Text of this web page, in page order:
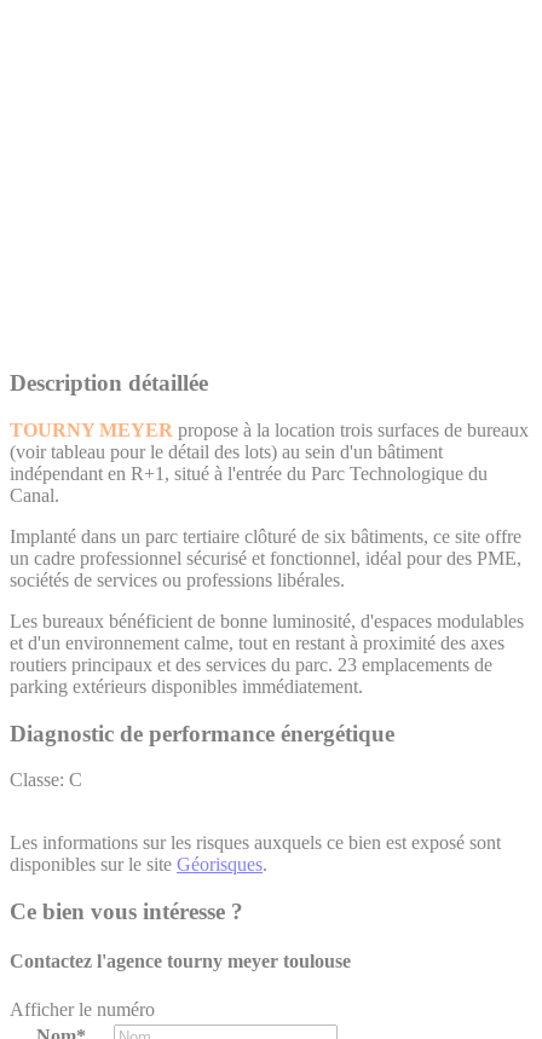
Description détaillée
TOURNY MEYER propose à la location trois surfaces de bureaux
(voir tableau pour le détail des lots) au sein d'un bâtiment
indépendant en R+1, situé à l'entrée du Parc Technologique du
Canal.
Implanté dans un parc tertiaire clôturé de six bâtiments, ce site offre
un cadre professionnel sécurisé et fonctionnel, idéal pour des PME,
sociétés de services ou professions libérales.
Les bureaux bénéficient de bonne luminosité, d'espaces modulables
et d'un environnement calme, tout en restant à proximité des axes
routiers principaux et des services du parc. 23 emplacements de
parking extérieurs disponibles immédiatement.
Diagnostic de performance énergétique
Classe: C
Les informations sur les risques auxquels ce bien est exposé sont
disponibles sur le site Géorisques.
Ce bien vous intéresse ?
Contactez l'agence tourny meyer toulouse
Afficher le numéro